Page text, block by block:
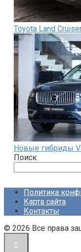
Toyota Land
Новые гибриды
Поиск
Политика
Карта сайта
Контакты
© 2026 Все права